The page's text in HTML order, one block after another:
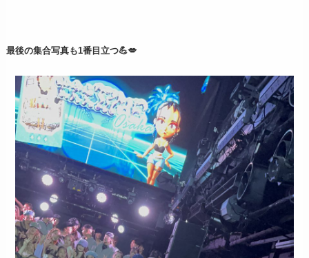
最後の集合写真も1番目立つ💪💋